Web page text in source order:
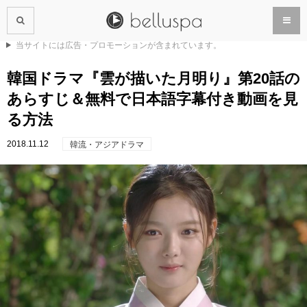
当サイトには広告・プロモーションが含まれています。
韓国ドラマ『雲が描いた月明り』第20話の
あらすじ＆無料で日本語字幕付き動画を見
る方法
2018.11.12 韓流・アジアドラマ